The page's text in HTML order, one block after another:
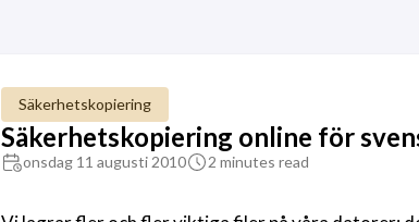
Säkerhetskopiering
Säkerhetskopiering online för
onsdag 11 augusti 2010 2 minutes read